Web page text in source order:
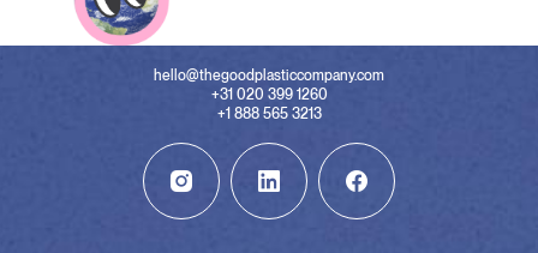
hello@thegoodplasticcompany.com
+31 020 399 1260
+1 888 565 3213